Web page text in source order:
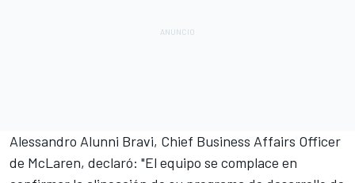
Alessandro Alunni Bravi, Chief Business Affairs Officer
de McLaren, declaró: "El equipo se complace en